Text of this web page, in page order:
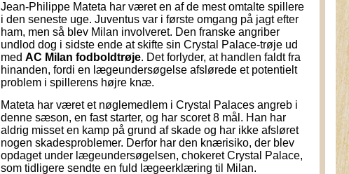
Jean-Philippe Mateta har været en af de mest omtalte spillere
i den seneste uge. Juventus var i første omgang på jagt efter
ham, men så blev Milan involveret. Den franske angriber
undlod dog i sidste ende at skifte sin Crystal Palace-trøje ud
med AC Milan fodboldtrøje. Det forlyder, at handlen faldt fra
hinanden, fordi en lægeundersøgelse afslørede et potentielt
problem i spillerens højre knæ.
Mateta har været et nøglemedlem i Crystal Palaces angreb i
denne sæson, en fast starter, og har scoret 8 mål. Han har
aldrig misset en kamp på grund af skade og har ikke afsløret
nogen skadesproblemer. Derfor har den knærisiko, der blev
opdaget under lægeundersøgelsen, chokeret Crystal Palace,
som tidligere sendte en fuld lægeerklæring til Milan.